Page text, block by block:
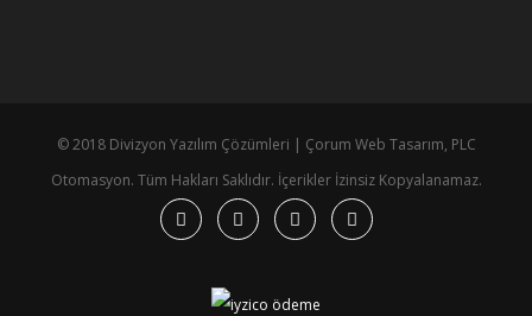
© 2018 Divizyon Yazılım Çözümleri | Çorum Web Tasarım, PLC
Otomasyon. Tüm Hakları Saklıdır. İçerikler İzinsiz Kopyalanamaz.